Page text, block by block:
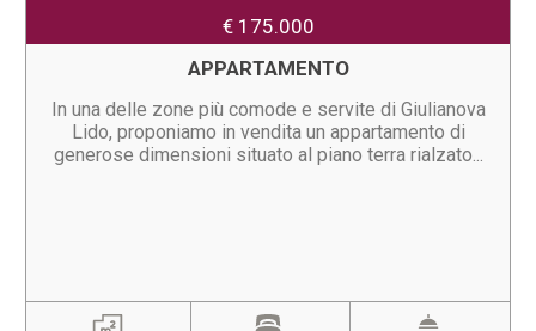
€ 175.000
APPARTAMENTO
In una delle zone più comode e servite di Giulianova
Lido, proponiamo in vendita un appartamento di
generose dimensioni situato al piano terra rialzato...